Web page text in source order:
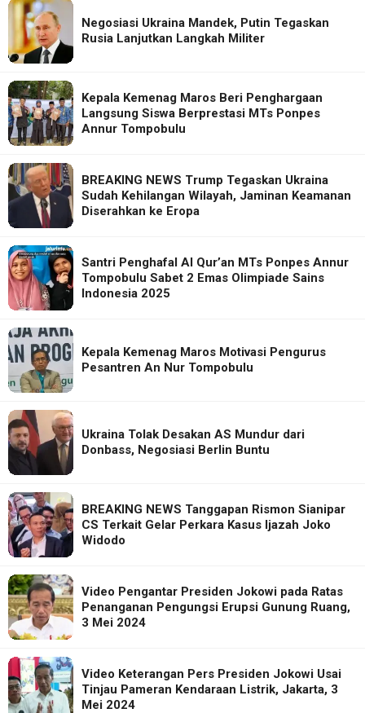
Negosiasi Ukraina Mandek, Putin Tegaskan
Rusia Lanjutkan Langkah Militer
Kepala Kemenag Maros Beri Penghargaan
Langsung Siswa Berprestasi MTs Ponpes
Annur Tompobulu
BREAKING NEWS Trump Tegaskan Ukraina
Sudah Kehilangan Wilayah, Jaminan Keamanan
Diserahkan ke Eropa
Santri Penghafal Al Qur’an MTs Ponpes Annur
Tompobulu Sabet 2 Emas Olimpiade Sains
Indonesia 2025
Kepala Kemenag Maros Motivasi Pengurus
Pesantren An Nur Tompobulu
Ukraina Tolak Desakan AS Mundur dari
Donbass, Negosiasi Berlin Buntu
BREAKING NEWS Tanggapan Rismon Sianipar
CS Terkait Gelar Perkara Kasus Ijazah Joko
Widodo
Video Pengantar Presiden Jokowi pada Ratas
Penanganan Pengungsi Erupsi Gunung Ruang,
3 Mei 2024
Video Keterangan Pers Presiden Jokowi Usai
Tinjau Pameran Kendaraan Listrik, Jakarta, 3
Mei 2024